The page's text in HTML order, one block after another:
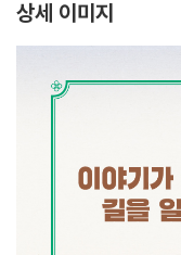
상세 이미지